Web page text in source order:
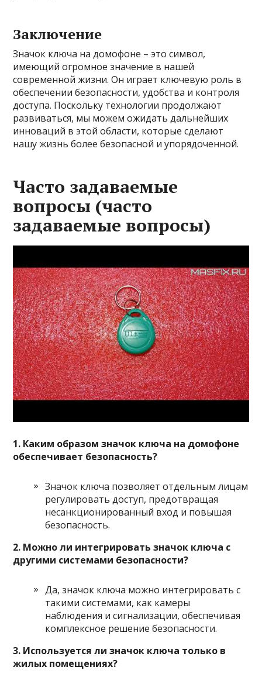
Заключение
Значок ключа на домофоне – это символ,
имеющий огромное значение в нашей
современной жизни. Он играет ключевую роль в
обеспечении безопасности, удобства и контроля
доступа. Поскольку технологии продолжают
развиваться, мы можем ожидать дальнейших
инноваций в этой области, которые сделают
нашу жизнь более безопасной и упорядоченной.
Часто задаваемые
вопросы (часто
задаваемые вопросы)
1. Каким образом значок ключа на домофоне
обеспечивает безопасность?
Значок ключа позволяет отдельным лицам
регулировать доступ, предотвращая
несанкционированный вход и повышая
безопасность.
2. Можно ли интегрировать значок ключа с
другими системами безопасности?
Да, значок ключа можно интегрировать с
такими системами, как камеры
наблюдения и сигнализации, обеспечивая
комплексное решение безопасности.
3. Используется ли значок ключа только в
жилых помещениях?